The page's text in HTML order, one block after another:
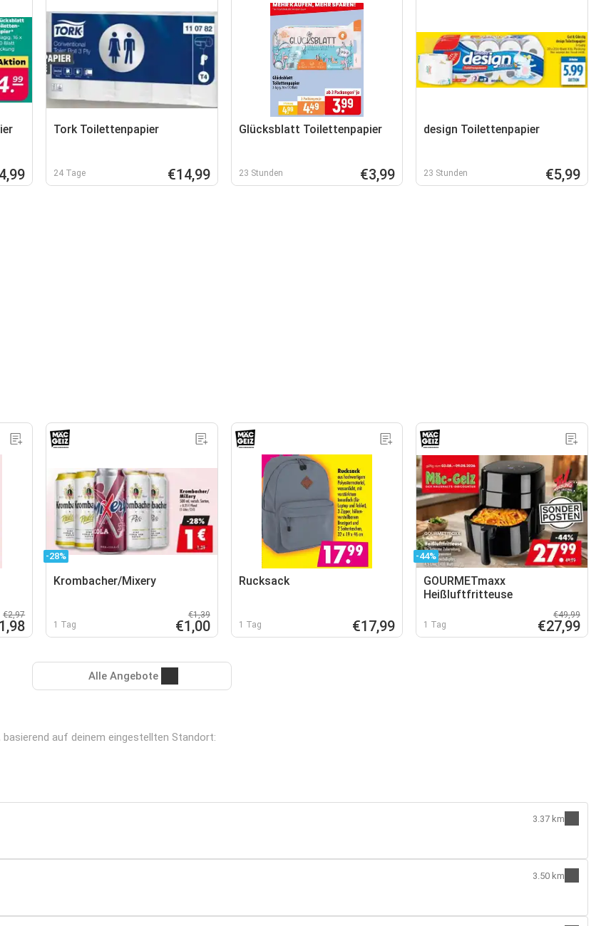
Tork Toilettenpapier
24 Tage €14,99
Glücksblatt Toilettenpapier
23 Stunden €3,99
design Toilettenpapier
23 Stunden €5,99
€2,97
-28%
Krombacher/Mixery
1 Tag
€1,39
€1,00
Rucksack
1 Tag €17,99
-44%
GOURMETmaxx
Heißluftfritteuse
1 Tag
€49,99
€27,99
Alle Angebote
auf deinem eingestellten Standort:
3.37 km
3.50 km